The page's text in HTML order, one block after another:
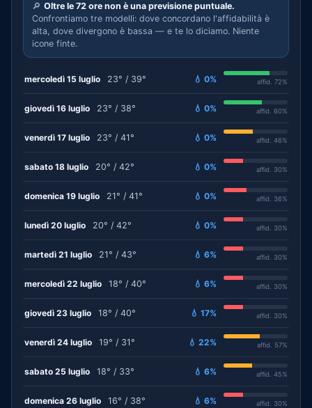
🔎 Oltre le 72 ore non è una previsione puntuale.
Confrontiamo tre modelli: dove concordano l'affidabilità è
alta, dove divergono è bassa — e te lo diciamo. Niente
icone finte.
mercoledì 15 luglio 23° / 39° 💧 0% affid. 72%
giovedì 16 luglio 23° / 38° 💧 0% affid. 60%
venerdì 17 luglio 23° / 41° 💧 0% affid. 46%
sabato 18 luglio 20° / 42° 💧 0% affid. 30%
domenica 19 luglio 21° / 41° 💧 0% affid. 36%
lunedì 20 luglio 20° / 42° 💧 0% affid. 30%
martedì 21 luglio 21° / 43° 💧 6% affid. 30%
mercoledì 22 luglio 18° / 40° 💧 6% affid. 30%
giovedì 23 luglio 18° / 40° 💧 17% affid. 30%
venerdì 24 luglio 19° / 31° 💧 22% affid. 57%
sabato 25 luglio 18° / 33° 💧 6% affid. 45%
domenica 26 luglio 16° / 38° 💧 6% affid. 30%